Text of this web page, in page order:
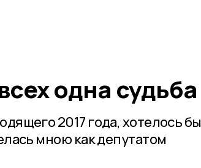
одна судьба
2017 года, хотелось бы
мною как депутатом